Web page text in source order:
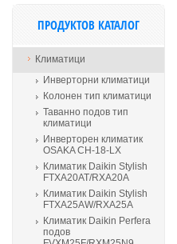
ПРОДУКТОВ КАТАЛОГ
Климатици
Инверторни климатици
Колонен тип климатици
Таванно подов тип
климатици
Инверторен климатик
OSAKA CH-18-LX
Климатик Daikin Stylish
FTXA20AT/RXA20A
Климатик Daikin Stylish
FTXA25AW/RXA25A
Климатик Daikin Perfera
подов